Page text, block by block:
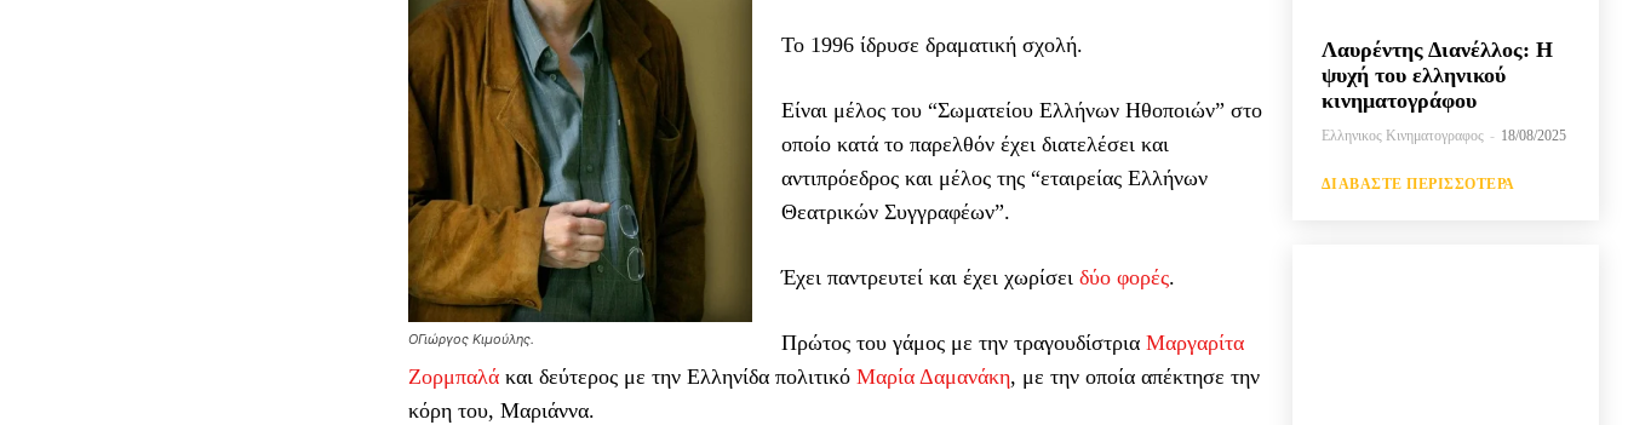
ΟΓιώργος Κιμούλης.
Το 1996 ίδρυσε δραματική σχολή.
Είναι μέλος του “Σωματείου Ελλήνων Ηθοποιών” στο
οποίο κατά το παρελθόν έχει διατελέσει και
αντιπρόεδρος και μέλος της “εταιρείας Ελλήνων
Θεατρικών Συγγραφέων”.
Έχει παντρευτεί και έχει χωρίσει δύο φορές.
Πρώτος του γάμος με την τραγουδίστρια Μαργαρίτα
Ζορμπαλάκαι δεύτερος με την Ελληνίδα πολιτικό Μαρία Δαμανάκη, με την οποία απέκτησε την
κόρη του, Μαριάννα.
Λαυρέντης Διανέλλος: Η
ψυχή του ελληνικού
κινηματογράφου
Ελληνικος Κινηματογραφος - 18/08/2025
ΔΙΑΒΆΣΤΕ ΠΕΡΙΣΣΌΤΕΡΑ